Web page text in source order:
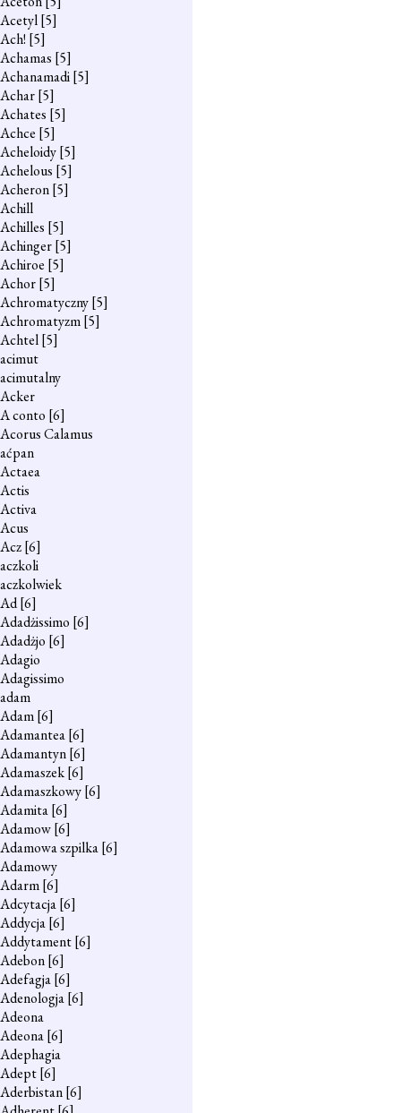
Acetyl[5]
Ach! [5]
Achamas [5]
Achanamadi[5]
Achar[5]
Achates [5]
Achce [5]
Acheloidy[5]
Achelous [5]
Acheron[5]
Achill
Achilles [5]
Achinger[5]
Achiroe [5]
Achor[5]
Achromatyczny[5]
Achromatyzm[5]
Achtel[5]
acimut
acimutalny
Acker
A conto [6]
Acorus Calamus
aćpan
Actaea
Actis
Activa
Acus
Acz[6]
aczkoli
aczkolwiek
Ad[6]
Adadżissimo [6]
Adadżjo [6]
Adagio
Adagissimo
adam
Adam[6]
Adamantea[6]
Adamantyn[6]
Adamaszek[6]
Adamaszkowy[6]
Adamita[6]
Adamow[6]
Adamowa szpilka[6]
Adamowy
Adarm[6]
Adcytacja[6]
Addycja[6]
Addytament[6]
Adebon[6]
Adefagja[6]
Adenologja[6]
Adeona
Adeona[6]
Adephagia
Adept[6]
Aderbistan[6]